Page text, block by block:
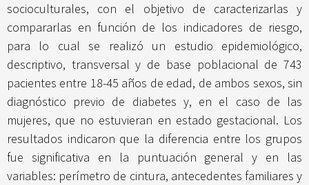
socioculturales, con el objetivo de caracterizarlas y
compararlas en función de los indicadores de riesgo,
para lo cual se realizó un estudio epidemiológico,
descriptivo, transversal y de base poblacional de 743
pacientes entre 18-45 años de edad, de ambos sexos, sin
diagnóstico previo de diabetes y, en el caso de las
mujeres, que no estuvieran en estado gestacional. Los
resultados indicaron que la diferencia entre los grupos
fue significativa en la puntuación general y en las
variables: perímetro de cintura, antecedentes familiares y